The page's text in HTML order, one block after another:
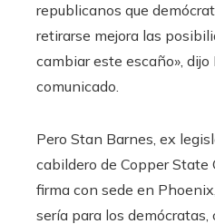
republicanos que
retirarse mejora las
cambiar este escaño»,
comunicado.
Pero Stan Barnes, ex
cabildero de Copper State
firma con sede en
sería para los